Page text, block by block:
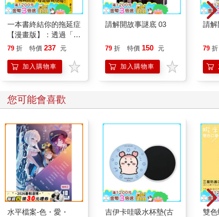
一本書終結你的拖延症
【漫畫版】：透過「小
行動」打開大腦的行動
「行動派」的37個科
學方法
79 折 特價 237 元
加入購物車
請解開故事謎底 03
79 折 特價 150 元
加入購物車
請解
79 折
您可能會喜歡
水平檔案-色・愛・
吉伊卡哇吸水杯墊(古
雙